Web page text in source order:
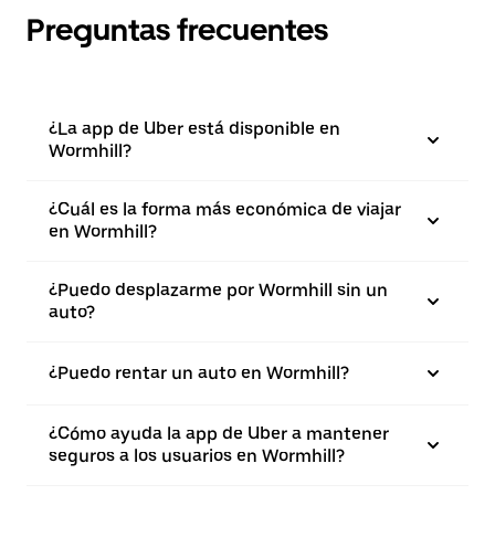
Preguntas frecuentes
¿La app de Uber está disponible en
Wormhill?
¿Cuál es la forma más económica de viajar
en Wormhill?
¿Puedo desplazarme por Wormhill sin un
auto?
¿Puedo rentar un auto en Wormhill?
¿Cómo ayuda la app de Uber a mantener
seguros a los usuarios en Wormhill?